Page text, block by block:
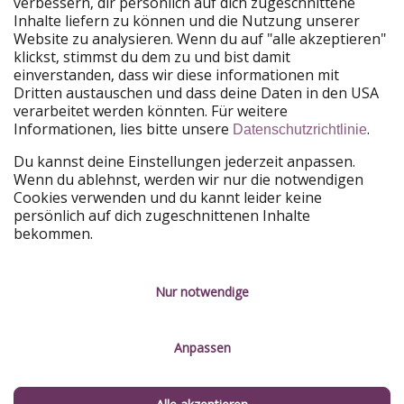
Unsere Märkte
PiratinViaggio
HolidayPirates
VakantiePiraten
WakacyjniPiraci
VoyagesPirates
Ferienpiraten
Urlaubspiraten
ViajerosPiratas
TravelPirates
HolidayPirates Group
Lerne uns kennen
Über uns
Nachhaltigkeit
Rechtliches
Kontakt
Service-Kontrolle
Inhalte liefern zu können und die Nutzung unserer
Website zu analysieren. Wenn du auf "alle akzeptieren"
klickst, stimmst du dem zu und bist damit
einverstanden, dass wir diese informationen mit
Dritten austauschen und dass deine Daten in den USA
verarbeitet werden könnten. Für weitere
Informationen, lies bitte unsere Datenschutzrichtlinie.
Du kannst deine Einstellungen jederzeit anpassen.
Wenn du ablehnst, werden wir nur die notwendigen
Cookies verwenden und du kannt leider keine
persönlich auf dich zugeschnittenen Inhalte
bekommen.
Nur notwendige
Anpassen